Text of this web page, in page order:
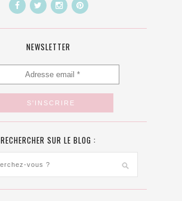
NEWSLETTER
RECHERCHER SUR LE BLOG :